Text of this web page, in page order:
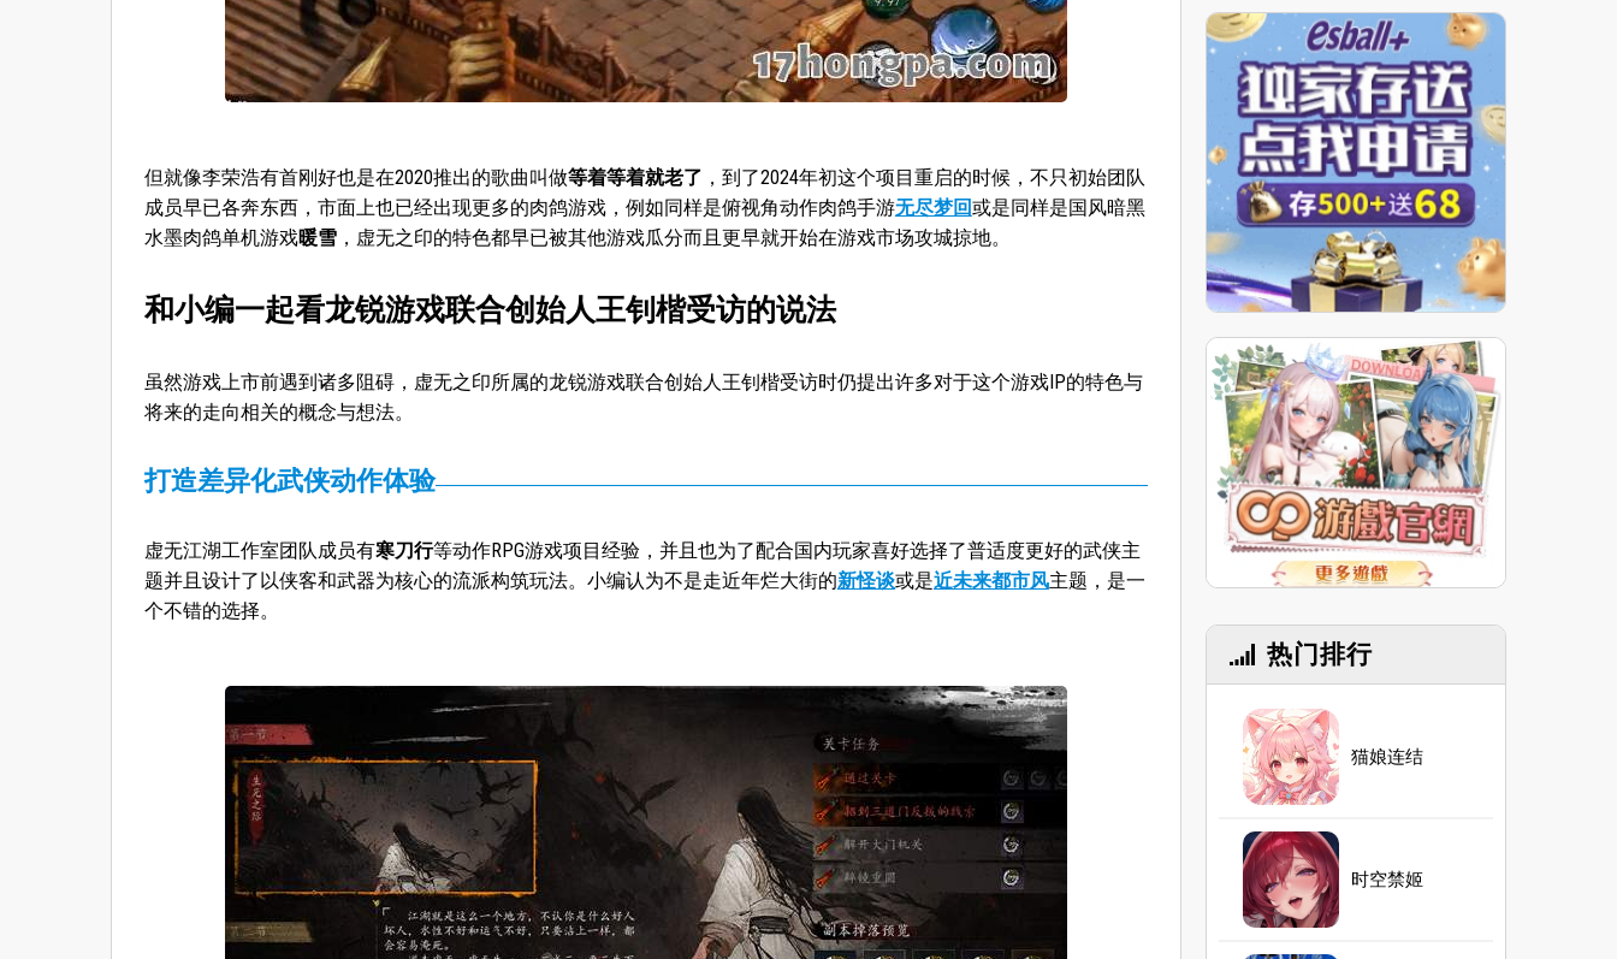
但就像李荣浩有首刚好也是在2020推出的歌曲叫做等着等着就老了 ，到了2024年初这个项目重启的时候，不只初始团队
成员早已各奔东西，市面上也已经出现更多的肉鸽游戏，例如同样是俯视角动作肉鸽手游无尽梦回或是同样是国风暗黑
水墨肉鸽单机游戏暖雪，虚无之印的特色都早已被其他游戏瓜分而且更早就开始在游戏市场攻城掠地。
和小编一起看龙锐游戏联合创始人王钊楷受访的说法
虽然游戏上市前遇到诸多阻碍，虚无之印所属的龙锐游戏联合创始人王钊楷受访时仍提出许多对于这个游戏IP的特色与
将来的走向相关的概念与想法。
打造差异化武侠动作体验
虚无江湖工作室团队成员有寒刀行等动作RPG游戏项目经验，并且也为了配合国内玩家喜好选择了普适度更好的武侠主
题并且设计了以侠客和武器为核心的流派构筑玩法。小编认为不是走近年烂大街的新怪谈或是近未来都市风主题，是一
个不错的选择。
热门排行
猫娘连结
时空禁姬